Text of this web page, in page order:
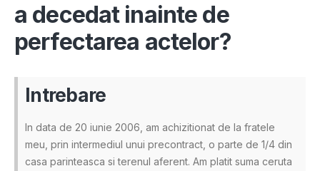
Programeaza consultanta
Intrebari
a decedat inainte de
perfectarea actelor?
Intrebare
In data de 20 iunie 2006, am achizitionat de la fratele
meu, prin intermediul unui precontract, o parte de 1/4 din
casa parinteasca si terenul aferent. Am platit suma ceruta